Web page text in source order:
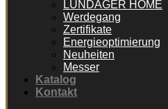
LUNDAGER HOME
Werdegang
Zertifikate
Energieoptimierung
Neuheiten
Messer
Katalog
Kontakt